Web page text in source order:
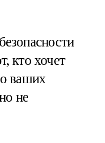
кто хочет
ваших
не